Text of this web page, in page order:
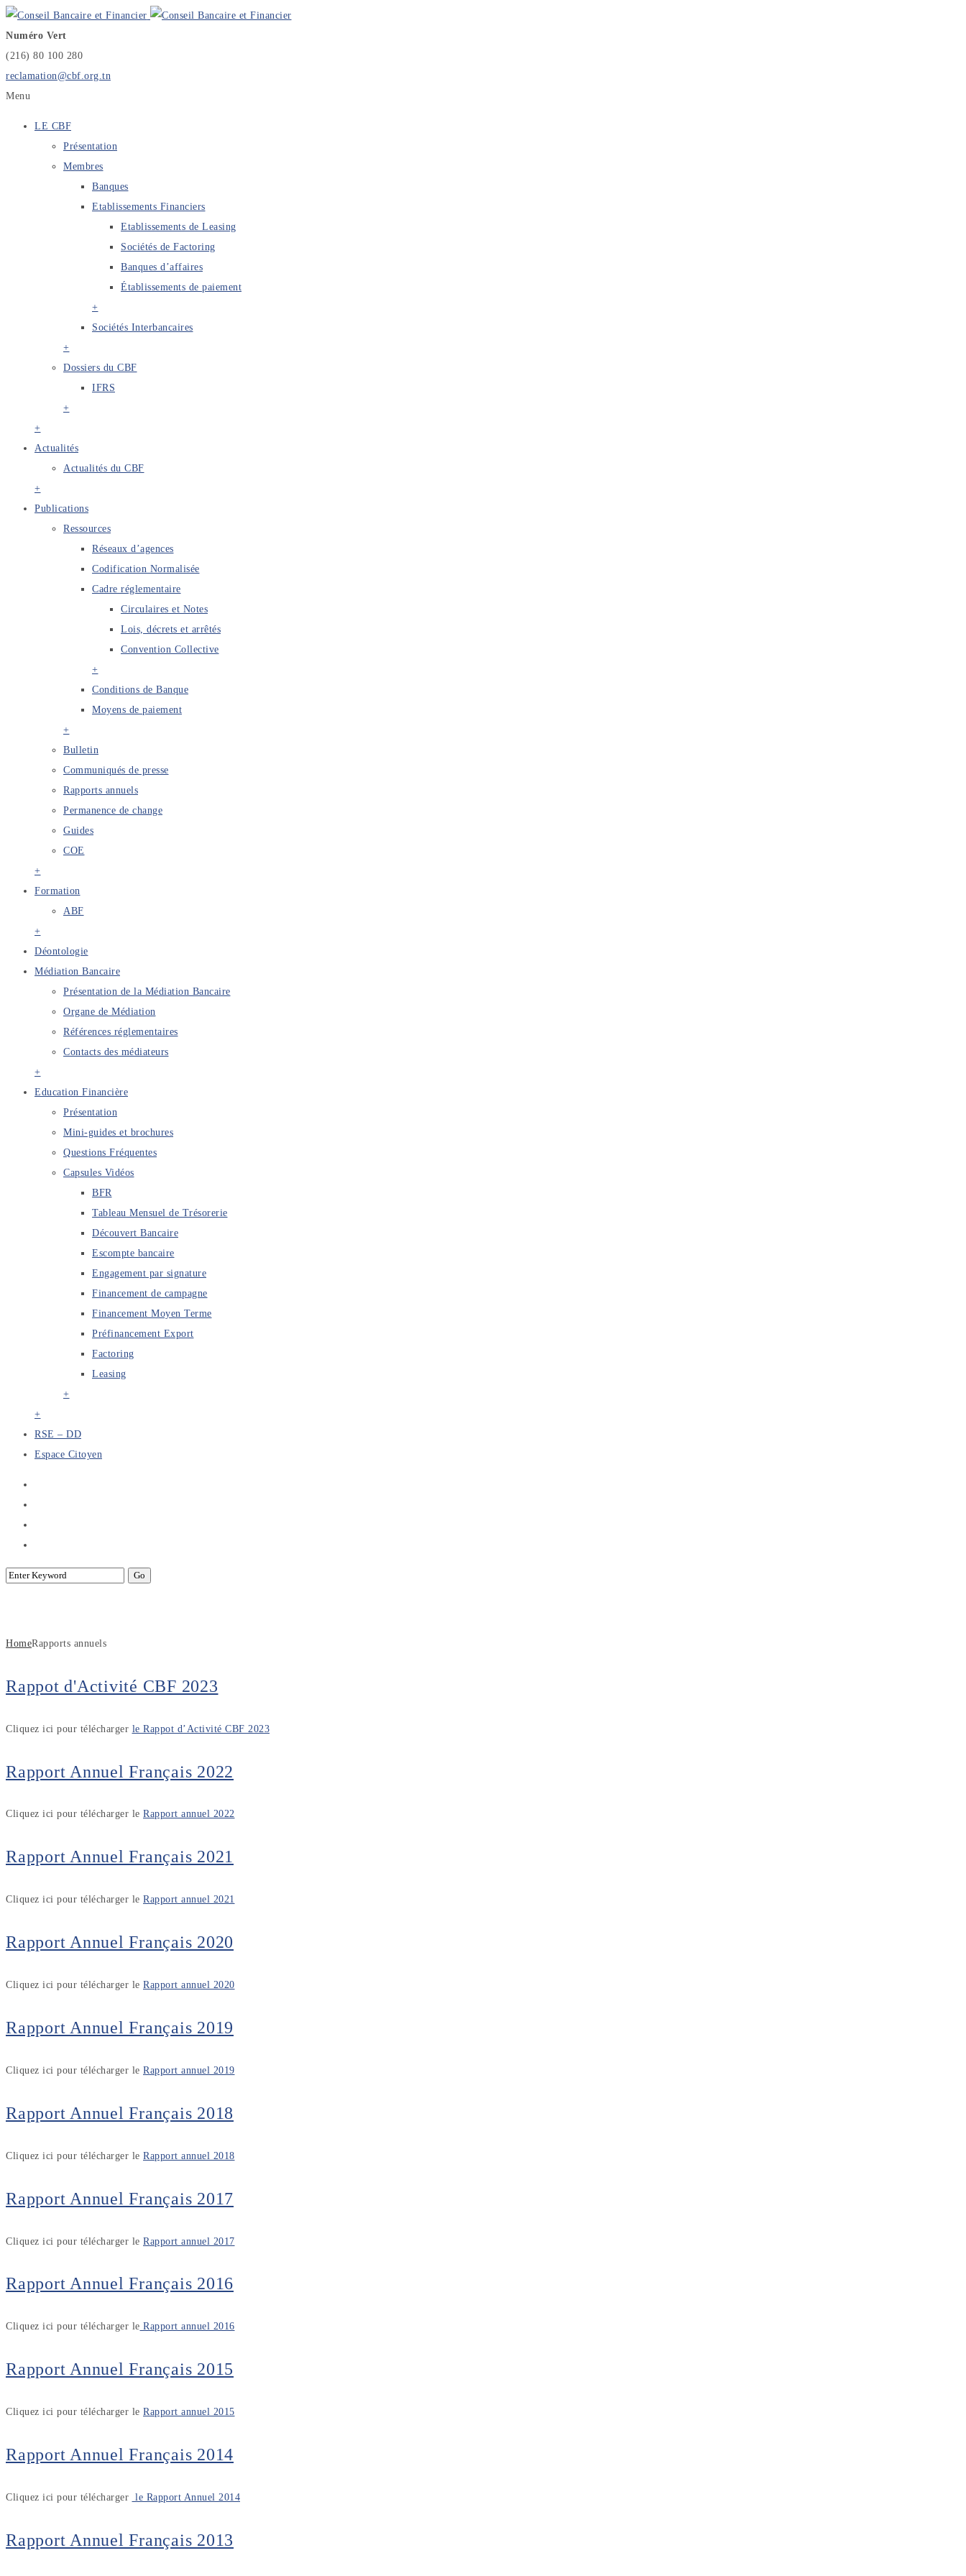
Numéro Vert
(216) 80 100 280
reclamation@cbf.org.tn
Menu
LE CBF
Présentation
Membres
Banques
Etablissements Financiers
Etablissements de Leasing
Sociétés de Factoring
Banques d’affaires
Établissements de paiement
+
Sociétés Interbancaires
+
Dossiers du CBF
IFRS
+
+
Actualités
Actualités du CBF
+
Publications
Ressources
Réseaux d’agences
Codification Normalisée
Cadre réglementaire
Circulaires et Notes
Lois, décrets et arrêtés
Convention Collective
+
Conditions de Banque
Moyens de paiement
+
Bulletin
Communiqués de presse
Rapports annuels
Permanence de change
Guides
COE
+
Formation
ABF
+
Déontologie
Médiation Bancaire
Présentation de la Médiation Bancaire
Organe de Médiation
Références réglementaires
Contacts des médiateurs
+
Education Financière
Présentation
Mini-guides et brochures
Questions Fréquentes
Capsules Vidéos
BFR
Tableau Mensuel de Trésorerie
Découvert Bancaire
Escompte bancaire
Engagement par signature
Financement de campagne
Financement Moyen Terme
Préfinancement Export
Factoring
Leasing
+
+
RSE – DD
Espace Citoyen
HomeRapports annuels
Rappot d'Activité CBF 2023
Cliquez ici pour télécharger le Rappot d’Activité CBF 2023
Rapport Annuel Français 2022
Cliquez ici pour télécharger le Rapport annuel 2022
Rapport Annuel Français 2021
Cliquez ici pour télécharger le Rapport annuel 2021
Rapport Annuel Français 2020
Cliquez ici pour télécharger le Rapport annuel 2020
Rapport Annuel Français 2019
Cliquez ici pour télécharger le Rapport annuel 2019
Rapport Annuel Français 2018
Cliquez ici pour télécharger le Rapport annuel 2018
Rapport Annuel Français 2017
Cliquez ici pour télécharger le Rapport annuel 2017
Rapport Annuel Français 2016
Cliquez ici pour télécharger le Rapport annuel 2016
Rapport Annuel Français 2015
Cliquez ici pour télécharger le Rapport annuel 2015
Rapport Annuel Français 2014
Cliquez ici pour télécharger le Rapport Annuel 2014
Rapport Annuel Français 2013